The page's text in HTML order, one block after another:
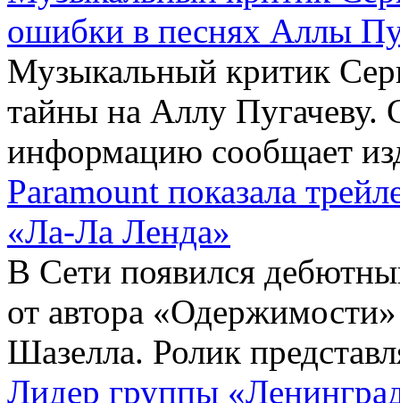
ошибки в песнях Аллы
Музыкальный критик
тайны на Аллу
информацию сообщает
Paramount показала
«Ла-Ла Ленда»
В Сети появился
от автора
Шазелла. Ролик
Лидер группы